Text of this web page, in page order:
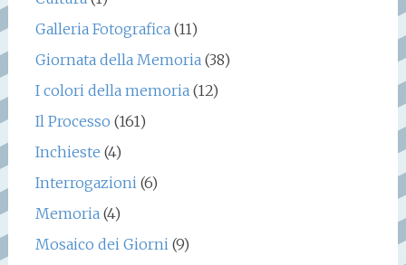
Galleria Fotografica(11)
Giornata della Memoria(38)
I colori della memoria(12)
Il Processo (161)
Inchieste (4)
Interrogazioni(6)
Memoria(4)
Mosaico dei Giorni(9)